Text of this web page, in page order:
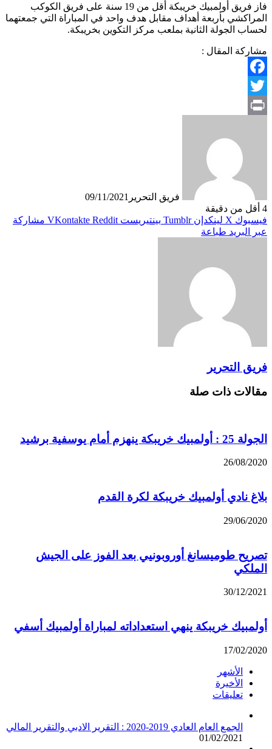
فاز فريق أولمبيك خريبكة أقل من 19 سنة على فريق الكوكب
المراكشي بأربعة أهداف مقابل هدف واحد في المباراة التي جمعتهما
لحساب الجولة الثانية بملعب مركز التكوين بخريبكة.
مشاركة المقال :
Facebook
Twitter
فريق التحرير 09/11/2021
4 أقل من دقيقة
فيسبوك X لينكدإن بينتيريست
مشاركة
عبر البريد طباعة
فريق التحرير
مقالات ذات صلة
الجولة 25 : أولمبيك خريبكة ينهزم أمام يوسفية برشيد
26/08/2020
بلاغ نادي أولمبيك خريبكة لكرة القدم
29/06/2020
تصريح طوميسانغ أوروبونيي بعد الفوز على الجيش
الملكي
30/12/2021
أولمبيك خريبكة ينهي استعداداته لمباراة أولمبيك أسفي
17/02/2020
الأشهر
الأخيرة
تعليقات
الجمع العام العادي 2019-2020 : التقرير الادبي والتقرير المالي
01/02/2021